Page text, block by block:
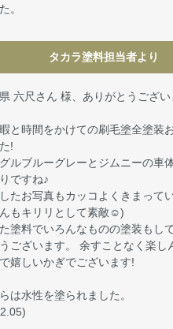
。
タカラ塗料担当者より
六尺さん 様、ありがとうござい
と時間をかけての刷毛塗全塗装
!
ルブルーグレーとジムニーの車
ですね♪
たお写真もカッコよくきまって
もキリリとして素敵☺)
塗料でいろんなものの塗装もし
ございます。 余すことなく楽し
嬉しいかぎでございます!
は水性を塗られました。